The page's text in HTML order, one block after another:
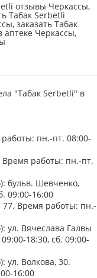
отзывы Черкассы,
Табак Serbetli
заказать Табак
аптеке Черкассы,
"Табак Serbetli" в
пн.-пт. 08:00-
работы: пн.-пт.
бульв. Шевченко,
09:00-16:00
77. Время работы: пн.-
ул. Вячеслава Галвы
18:30, сб. 09:00-
ул. Волкова, 30.
16:00